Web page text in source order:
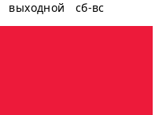
выходной сб-вс